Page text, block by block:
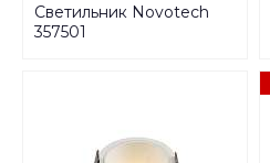
Светильник Novotech
357501